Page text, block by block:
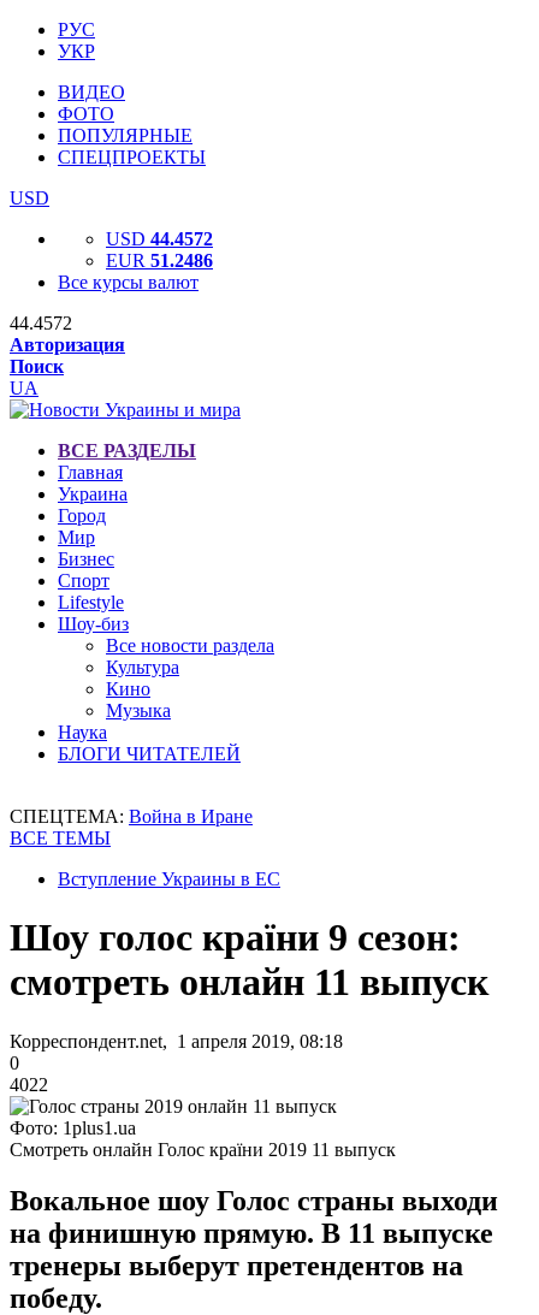
РУС
УКР
ВИДЕО
ФОТО
ПОПУЛЯРНЫЕ
СПЕЦПРОЕКТЫ
USD
USD 44.4572
EUR 51.2486
Все курсы валют
44.4572
Авторизация
Поиск
UA
ВСЕ РАЗДЕЛЫ
Главная
Украина
Город
Мир
Бизнес
Спорт
Lifestyle
Шоу-биз
Все новости раздела
Культура
Кино
Музыка
Наука
БЛОГИ ЧИТАТЕЛЕЙ
СПЕЦТЕМА: Война в Иране
ВСЕ ТЕМЫ
Вступление Украины в ЕС
Шоу голос країни 9 сезон:
смотреть онлайн 11 выпуск
Корреспондент.net, 1 апреля 2019, 08:18
0
4022
Фото: 1plus1.ua
Смотреть онлайн Голос країни 2019 11 выпуск
Вокальное шоу Голос страны выходи
на финишную прямую. В 11 выпуске
тренеры выберут претендентов на
победу.